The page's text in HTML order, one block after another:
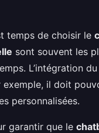
temps de choisir le
sont souvent les
L’intégration du
il doit
personnalisées.
garantir que le